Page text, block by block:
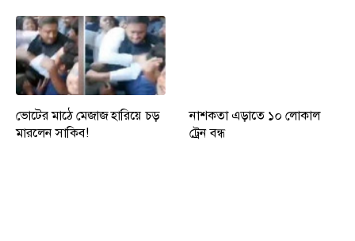
ভোটের মাঠে মেজাজ হারিয়ে চড়
মারলেন সাকিব!
নাশকতা এড়াতে ১০ লোকাল
ট্রেন বন্ধ